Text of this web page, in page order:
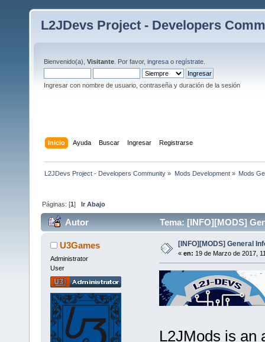
L2JDevs Project - Developers
Bienvenido(a), Visitante . Por favor, ingresa o regístrate
Ingresar con nombre de usuario, contraseña y duración de la sesión
Inicio Ayuda Buscar Ingresar Registrarse
L2JDevs Project - Developers Community » Mods Development» Mods
Páginas: [1]Ir Abajo
Autor Tema: [INFO][MODS]
U3Games
Administrator
User
[INFO][MODS] General
« en: 19 de Marzo de 2017,
L2JMods is an